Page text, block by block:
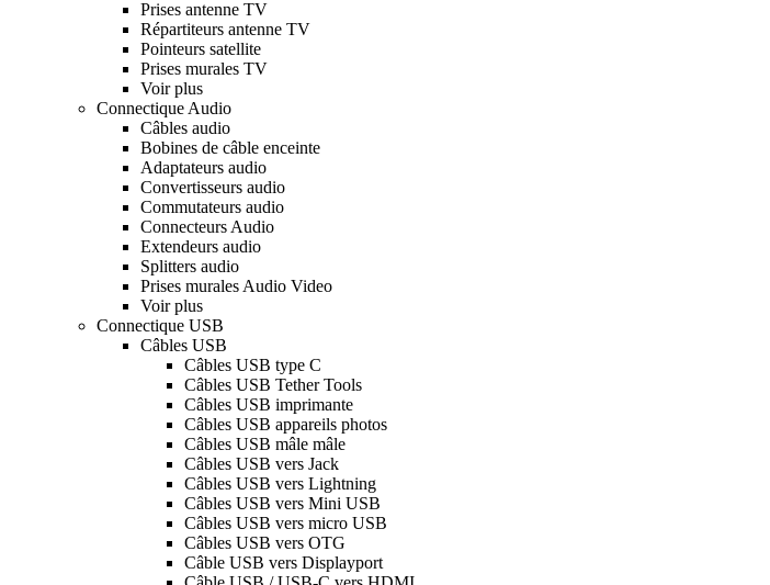
Prises antenne TV
Répartiteurs antenne TV
Pointeurs satellite
Prises murales TV
Voir plus
Connectique Audio
Câbles audio
Bobines de câble enceinte
Adaptateurs audio
Convertisseurs audio
Commutateurs audio
Connecteurs Audio
Extendeurs audio
Splitters audio
Prises murales Audio Video
Voir plus
Connectique USB
Câbles USB
Câbles USB type C
Câbles USB Tether Tools
Câbles USB imprimante
Câbles USB appareils photos
Câbles USB mâle mâle
Câbles USB vers Jack
Câbles USB vers Lightning
Câbles USB vers Mini USB
Câbles USB vers micro USB
Câbles USB vers OTG
Câble USB vers Displayport